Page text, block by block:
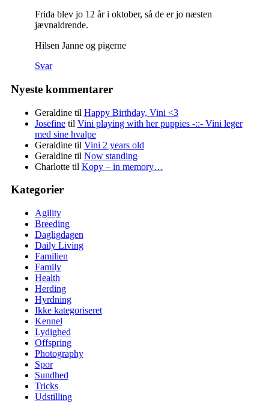
Frida blev jo 12 år i oktober, så de er jo næsten
jævnaldrende.
Hilsen Janne og pigerne
Svar
Nyeste kommentarer
Geraldinetil Happy Birthday, Vini <3
Josefinetil Vini playing with her puppies -::- Vini leger
med sine hvalpe
Geraldinetil Vini 2 years old
Geraldinetil Now standing
Charlottetil Kopy – in memory…
Kategorier
Agility
Breeding
Dagligdagen
Daily Living
Familien
Family
Health
Herding
Hyrdning
Ikke kategoriseret
Kennel
Lydighed
Offspring
Photography
Spor
Sundhed
Tricks
Udstilling